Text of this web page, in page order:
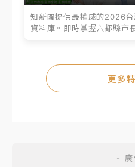
知新聞提供最權威的2026
資料庫。即時掌握六都縣市
更多